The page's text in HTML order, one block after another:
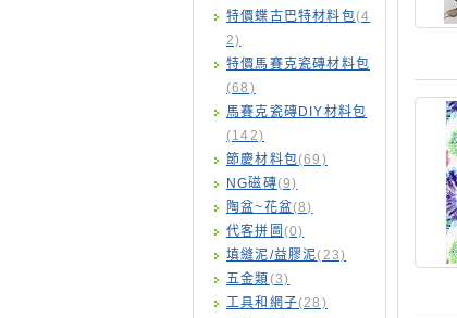
特價蝶古巴特材料包(4
2)
特價馬賽克瓷磚材料包
(68)
馬賽克瓷磚DIY材料包
(142)
節慶材料包(69)
NG磁磚(9)
陶盆~花盆(8)
代客拼圖 (0)
填縫泥/益膠泥(23)
五金類 (3)
工具和網子(28)